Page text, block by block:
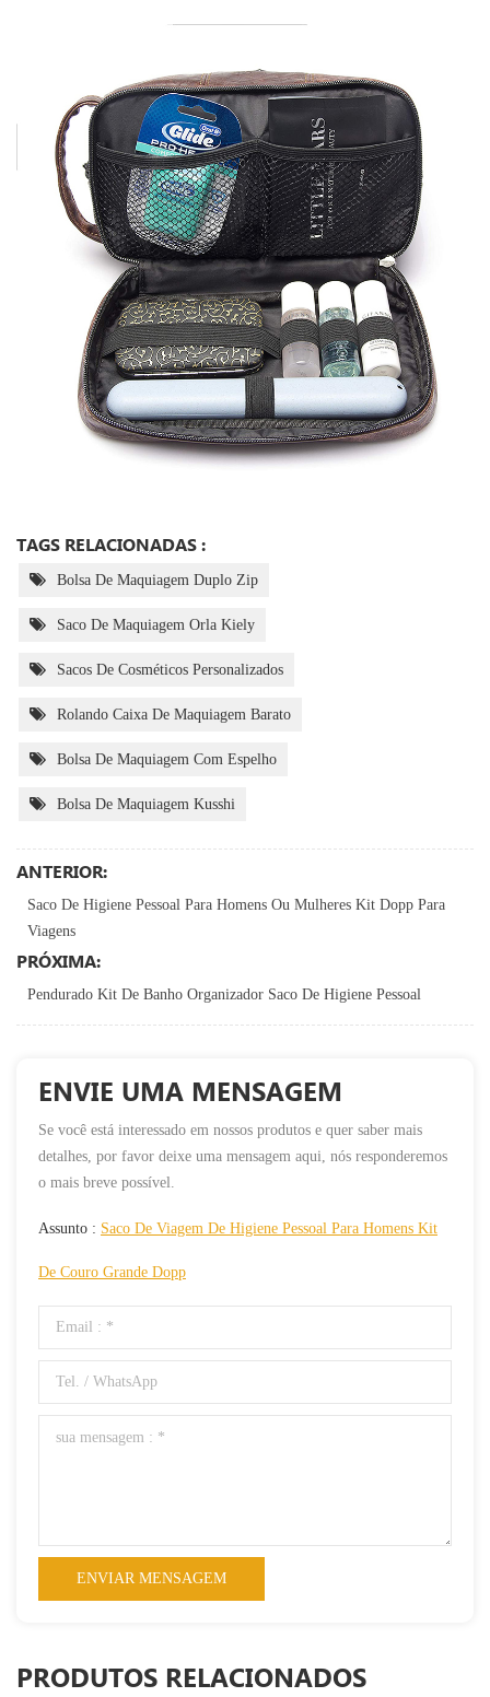
TAGS RELACIONADAS :
Bolsa De Maquiagem Duplo Zip
Saco De Maquiagem Orla Kiely
Sacos De Cosméticos Personalizados
Rolando Caixa De Maquiagem Barato
Bolsa De Maquiagem Com Espelho
Bolsa De Maquiagem Kusshi
ANTERIOR:
Saco De Higiene Pessoal Para Homens Ou Mulheres Kit Dopp Para
Viagens
PRÓXIMA:
Pendurado Kit De Banho Organizador Saco De Higiene Pessoal
ENVIE UMA MENSAGEM
Se você está interessado em nossos produtos e quer saber mais
detalhes, por favor deixe uma mensagem aqui, nós responderemos
o mais breve possível.
Assunto : Saco De Viagem De Higiene Pessoal Para Homens Kit
De Couro Grande Dopp
PRODUTOS RELACIONADOS